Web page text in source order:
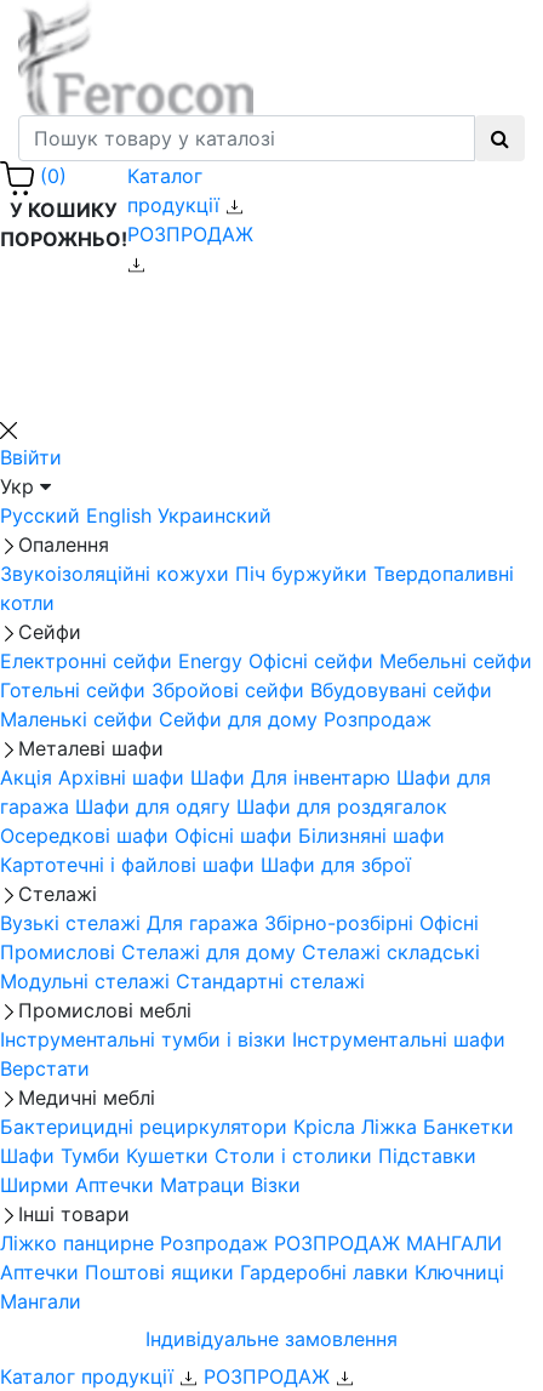
(0)
У КОШИКУ
ПОРОЖНЬО!
Каталог
продукції
РОЗПРОДАЖ
Ввійти
Укр
Русский English Украинский
Опалення
Звукоізоляційні кожухи Піч буржуйки Твердопаливні
котли
Сейфи
Електронні сейфи Energy Офісні сейфи Мебельні сейфи
Готельні сейфи Збройові сейфи Вбудовувані сейфи
Маленькі сейфи Сейфи для дому Розпродаж
Металеві шафи
Акція Архівні шафи Шафи Для інвентарю Шафи для
гаража Шафи для одягу Шафи для роздягалок
Осередкові шафи Офісні шафи Білизняні шафи
Картотечні і файлові шафи Шафи для зброї
Стелажі
Вузькі стелажі Для гаража Збірно-розбірні Офісні
Промислові Стелажі для дому Стелажі складські
Модульні стелажі Стандартні стелажі
Промислові меблі
Інструментальні тумби і візки Інструментальні шафи
Верстати
Медичні меблі
Бактерицидні рециркулятори Крісла Ліжка Банкетки
Шафи Тумби Кушетки Столи і столики Підставки
Ширми Аптечки Матраци Візки
Інші товари
Ліжко панцирне Розпродаж РОЗПРОДАЖ МАНГАЛИ
Аптечки Поштові ящики Гардеробні лавки Ключниці
Мангали
Індивідуальне замовлення
Каталог продукції
РОЗПРОДАЖ